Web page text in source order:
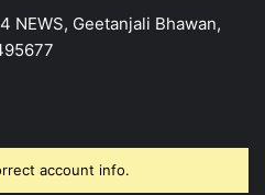
NEWS, Geetanjali Bhawan,
account info.